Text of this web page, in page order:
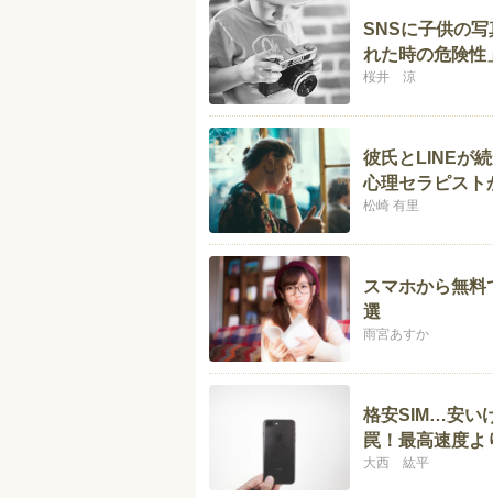
SNSに子供の
れた時の危険性
桜井 涼
彼氏とLINEが
心理セラピスト
松崎 有里
スマホから無
選
雨宮あすか
格安SIM…安い
罠！最高速度
大西 紘平